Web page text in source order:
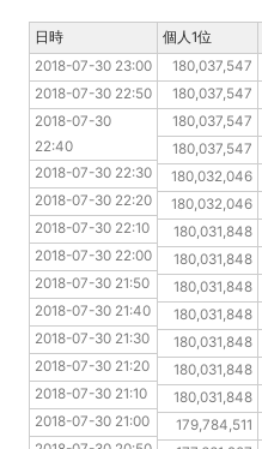
2018-07-30 23:00 180,037,547
2018-07-30 22:50
180,037,547
2018-07-30 22:40
180,037,547
2018-07-30 22:30
180,037,547
2018-07-30 22:20
180,032,046
2018-07-30 22:10
180,032,046
2018-07-30 22:00
180,031,848
2018-07-30 21:50
180,031,848
2018-07-30 21:40
180,031,848
2018-07-30 21:30
180,031,848
2018-07-30 21:20
180,031,848
2018-07-30 21:10
180,031,848
2018-07-30 21:00
180,031,848
2018-07-30 20:50
179,784,511
日時 個人1位
2018-07-30 23:00
2018-07-30 22:50
2018-07-30
22:40
2018-07-30 22:30
2018-07-30 22:20
2018-07-30 22:10
2018-07-30 22:00
2018-07-30 21:50
2018-07-30 21:40
2018-07-30 21:30
2018-07-30 21:20
2018-07-30 21:10
2018-07-30 21:00
日時